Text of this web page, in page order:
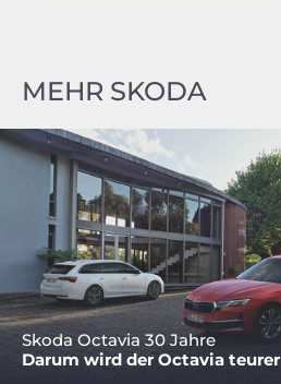
MEHR SKODA
Skoda Octavia 30 Jahre
Darum wird der Octavia teurer